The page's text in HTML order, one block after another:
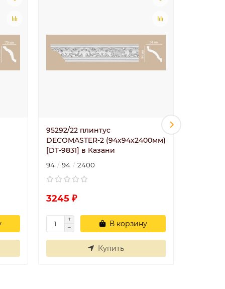
95292/22 плинтус
DECOMASTER-2 (94х94х2400мм)
[DT-9831] в Казани
94 94 2400
3245 ₽
В корзину
Купить